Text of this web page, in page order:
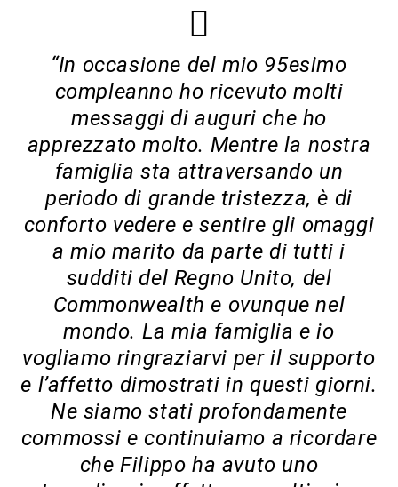
“In occasione del mio 95esimo
compleanno ho ricevuto molti
messaggi di auguri che ho
apprezzato molto. Mentre la nostra
famiglia sta attraversando un
periodo di grande tristezza, è di
conforto vedere e sentire gli omaggi
a mio marito da parte di tutti i
sudditi del Regno Unito, del
Commonwealth e ovunque nel
mondo. La mia famiglia e io
vogliamo ringraziarvi per il supporto
e l’affetto dimostrati in questi giorni.
Ne siamo stati profondamente
commossi e continuiamo a ricordare
che Filippo ha avuto uno